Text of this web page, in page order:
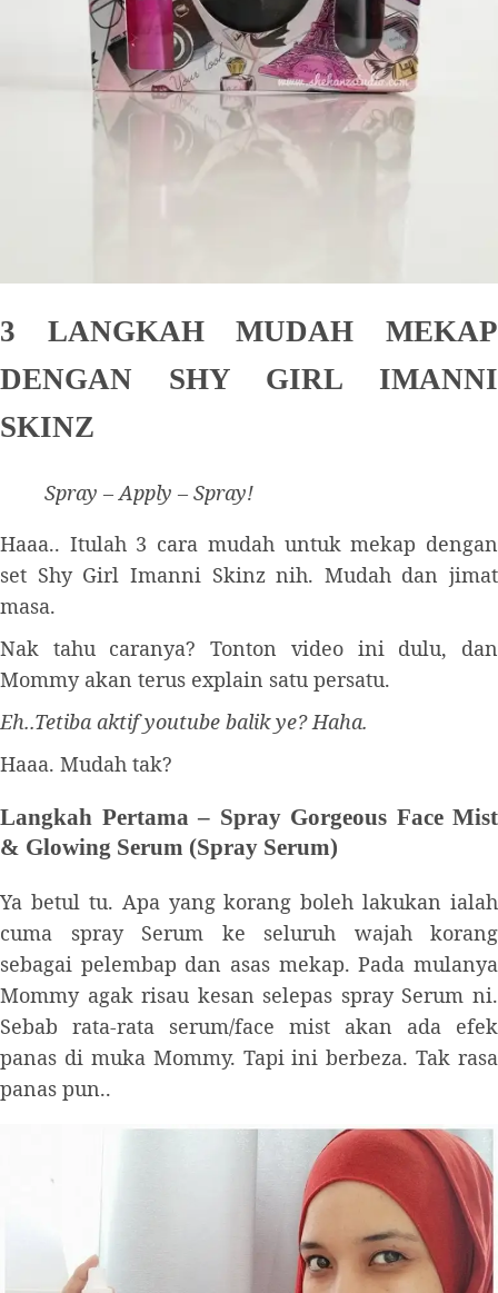
3 LANGKAH MUDAH MEKAP
DENGAN SHY GIRL IMANNI
SKINZ
Spray – Apply – Spray!
Haaa.. Itulah 3 cara mudah untuk mekap dengan
set Shy Girl Imanni Skinz nih. Mudah dan jimat
masa.
Nak tahu caranya? Tonton video ini dulu, dan
Mommy akan terus explain satu persatu.
Eh..Tetiba aktif youtube balik ye? Haha.
Haaa. Mudah tak?
Langkah Pertama – Spray Gorgeous Face Mist
& Glowing Serum (Spray Serum)
Ya betul tu. Apa yang korang boleh lakukan ialah
cuma spray Serum ke seluruh wajah korang
sebagai pelembap dan asas mekap. Pada mulanya
Mommy agak risau kesan selepas spray Serum ni.
Sebab rata-rata serum/face mist akan ada efek
panas di muka Mommy. Tapi ini berbeza. Tak rasa
panas pun..